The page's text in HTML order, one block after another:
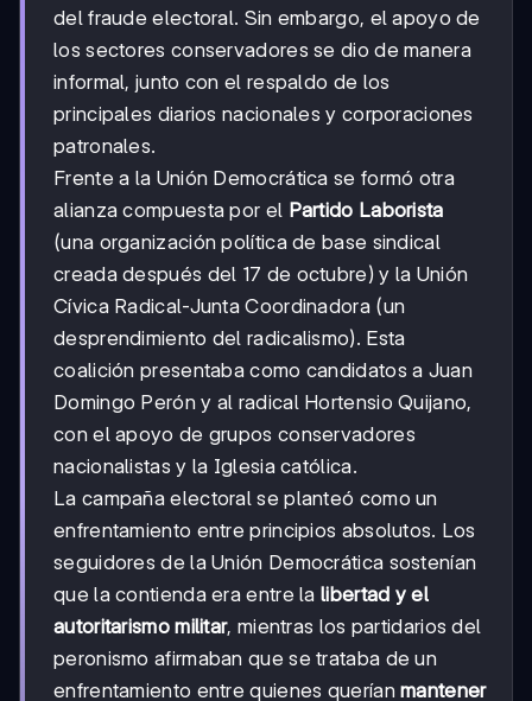
del fraude electoral. Sin embargo, el apoyo de
los sectores conservadores se dio de manera
informal, junto con el respaldo de los
principales diarios nacionales y corporaciones
patronales.
Frente a la Unión Democrática se formó otra
alianza compuesta por el Partido Laborista
(una organización política de base sindical
creada después del 17 de octubre) y la Unión
Cívica Radical-Junta Coordinadora (un
desprendimiento del radicalismo). Esta
coalición presentaba como candidatos a Juan
Domingo Perón y al radical Hortensio Quijano,
con el apoyo de grupos conservadores
nacionalistas y la Iglesia católica.
La campaña electoral se planteó como un
enfrentamiento entre principios absolutos. Los
seguidores de la Unión Democrática sostenían
que la contienda era entre lalibertad y el
autoritarismo militar, mientras los partidarios del
peronismo afirmaban que se trataba de un
enfrentamiento entre quienes queríanmantener